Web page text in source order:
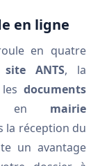
en ligne
en quatre
site ANTS, la
documents
en mairie
la réception du
un avantage